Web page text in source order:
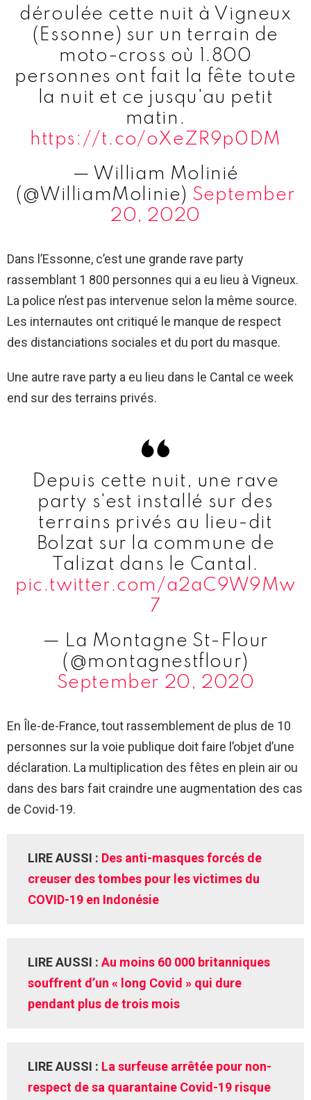
déroulée cette nuit à Vigneux
(Essonne) sur un terrain de
moto-cross où 1.800
personnes ont fait la fête toute
la nuit et ce jusqu'au petit
matin.
https://t.co/oXeZR9p0DM
— William Molinié
(@WilliamMolinie) September
20, 2020
Dans l’Essonne, c’est une grande rave party
rassemblant 1 800 personnes qui a eu lieu à Vigneux.
La police n’est pas intervenue selon la même source.
Les internautes ont critiqué le manque de respect
des distanciations sociales et du port du masque.
Une autre rave party a eu lieu dans le Cantal ce week
end sur des terrains privés.
Depuis cette nuit, une rave
party s'est installé sur des
terrains privés au lieu-dit
Bolzat sur la commune de
Talizat dans le Cantal.
pic.twitter.com/a2aC9W9Mw
7
— La Montagne St-Flour
(@montagnestflour)
September 20, 2020
En Île-de-France, tout rassemblement de plus de 10
personnes sur la voie publique doit faire l’objet d’une
déclaration. La multiplication des fêtes en plein air ou
dans des bars fait craindre une augmentation des cas
de Covid-19.
LIRE AUSSI : Des anti-masques forcés de
creuser des tombes pour les victimes du
COVID-19 en Indonésie
LIRE AUSSI : Au moins 60 000 britanniques
souffrent d’un « long Covid » qui dure
pendant plus de trois mois
LIRE AUSSI : La surfeuse arrêtée pour non-
respect de sa quarantaine Covid-19 risque